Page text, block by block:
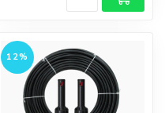
12%